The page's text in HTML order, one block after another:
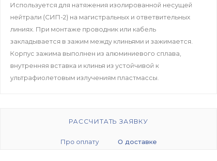
Используется для натяжения изолированной несущей
нейтрали (СИП-2) на магистральных и ответвительных
линиях. При монтаже проводник или кабель
закладывается в зажим между клиньями и зажимается.
Корпус зажима выполнен из алюминиевого сплава,
внутренняя вставка и клинья из устойчивой к
ультрафиолетовым излучениям пластмассы.
РАССЧИТАТЬ ЗАЯВКУ
Про оплату О доставке